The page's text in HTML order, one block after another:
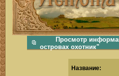
Просмотр
островах охотник"
Название: